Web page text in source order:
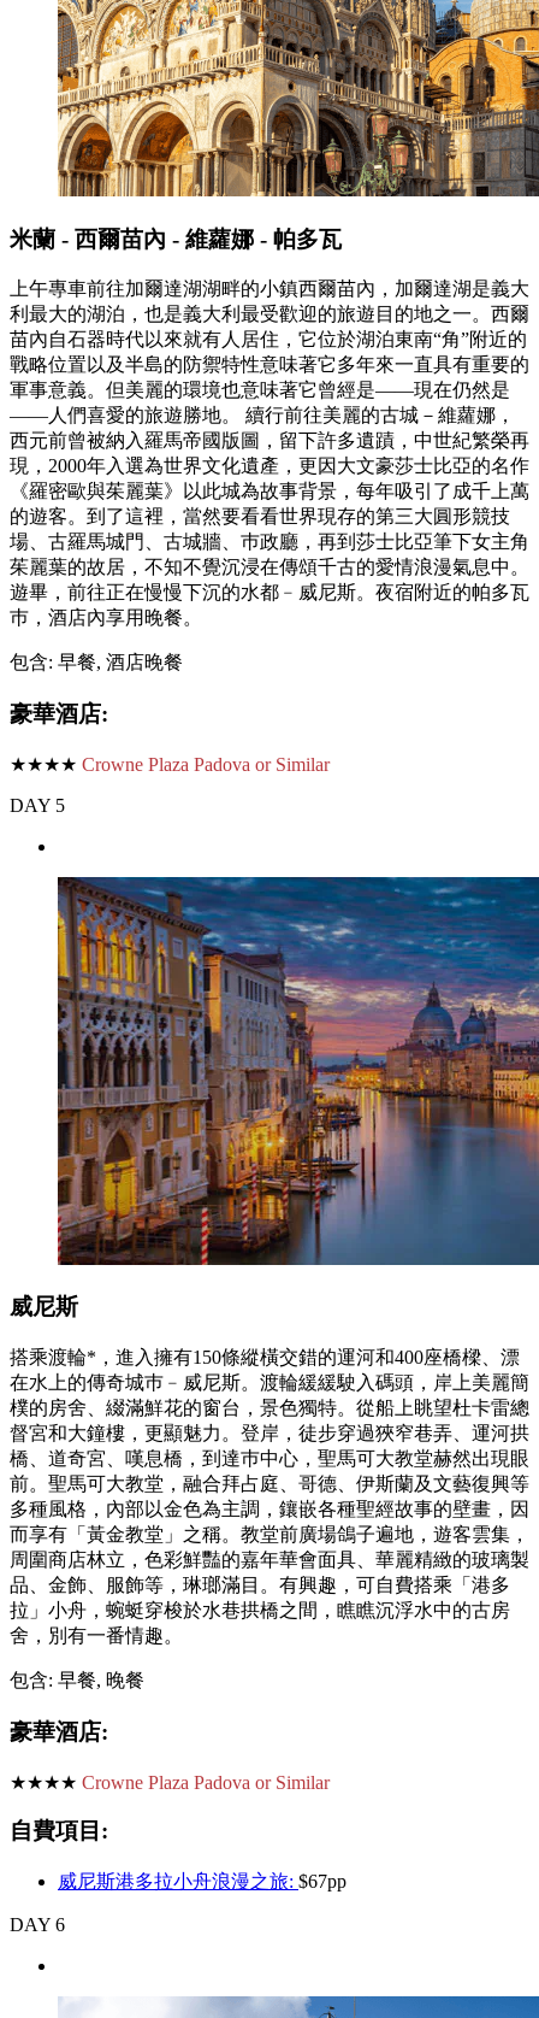
米蘭 - 西爾苗內 - 維蘿娜 - 帕多瓦
上午專車前往加爾達湖湖畔的小鎮西爾苗內，加爾達湖是義大
利最大的湖泊，也是義大利最受歡迎的旅遊目的地之一。西爾
苗內自石器時代以來就有人居住，它位於湖泊東南“角”附近的
戰略位置以及半島的防禦特性意味著它多年來一直具有重要的
軍事意義。但美麗的環境也意味著它曾經是——現在仍然是
——人們喜愛的旅遊勝地。 續行前往美麗的古城－維蘿娜，
西元前曾被納入羅馬帝國版圖，留下許多遺蹟，中世紀繁榮再
現，2000年入選為世界文化遺產，更因大文豪莎士比亞的名作
《羅密歐與茱麗葉》以此城為故事背景，每年吸引了成千上萬
的遊客。到了這裡，當然要看看世界現存的第三大圓形競技
場、古羅馬城門、古城牆、巿政廳，再到莎士比亞筆下女主角
茱麗葉的故居，不知不覺沉浸在傳頌千古的愛情浪漫氣息中。
遊畢，前往正在慢慢下沉的水都﹣威尼斯。夜宿附近的帕多瓦
巿，酒店內享用晚餐。
包含: 早餐, 酒店晚餐
豪華酒店:
★★★★ Crowne Plaza Padova or Similar
DAY 5
威尼斯
搭乘渡輪*，進入擁有150條縱橫交錯的運河和400座橋樑、漂
在水上的傳奇城巿﹣威尼斯。渡輪緩緩駛入碼頭，岸上美麗簡
樸的房舍、綴滿鮮花的窗台，景色獨特。從船上眺望杜卡雷總
督宮和大鐘樓，更顯魅力。登岸，徒步穿過狹窄巷弄、運河拱
橋、道奇宮、嘆息橋，到達巿中心，聖馬可大教堂赫然出現眼
前。聖馬可大教堂，融合拜占庭、哥德、伊斯蘭及文藝復興等
多種風格，內部以金色為主調，鑲嵌各種聖經故事的壁畫，因
而享有「黃金教堂」之稱。教堂前廣場鴿子遍地，遊客雲集，
周圍商店林立，色彩鮮豔的嘉年華會面具、華麗精緻的玻璃製
品、金飾、服飾等，琳瑯滿目。有興趣，可自費搭乘「港多
拉」小舟，蜿蜓穿梭於水巷拱橋之間，瞧瞧沉浮水中的古房
舍，別有一番情趣。
包含: 早餐, 晚餐
豪華酒店:
★★★★ Crowne Plaza Padova or Similar
自費項目:
威尼斯港多拉小舟浪漫之旅: $67pp
DAY 6